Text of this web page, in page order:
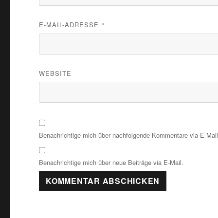
E-MAIL-ADRESSE *
WEBSITE
Benachrichtige mich über nachfolgende Kommentare via E-
Benachrichtige mich über neue Beiträge via E-Mail.